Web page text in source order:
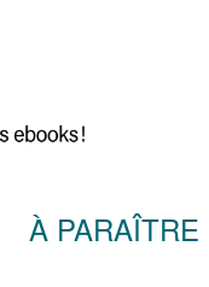
À PARAÎTRE